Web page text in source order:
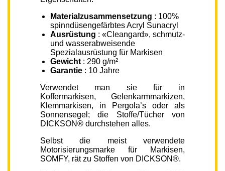
Materialzusammensetzung : 100%
spinndüsengefärbtes Acryl Sunacryl
Ausrüstung : «Cleangard», schmutz-
und wasserabweisende
Spezialausrüstung für Markisen
Gewicht : 290 g/m²
Garantie : 10 Jahre
Verwendet man sie für in
Koffermarkisen, Gelenkarmmarkizen,
Klemmarkisen, in Pergola’s oder als
Sonnensegel; die Stoffe/Tücher von
DICKSON® durchstehen alles.
Selbst die meist verwendete
Motorisierungsmarke für Markisen,
SOMFY, rät zu Stoffen von DICKSON®.